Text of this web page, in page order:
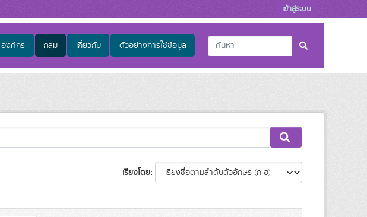
เข้าสู่ระบบ
องค์กร กลุ่ม เกี่ยวกับ ตัวอย่างการใช้ข้อมูล
เรียงโดย